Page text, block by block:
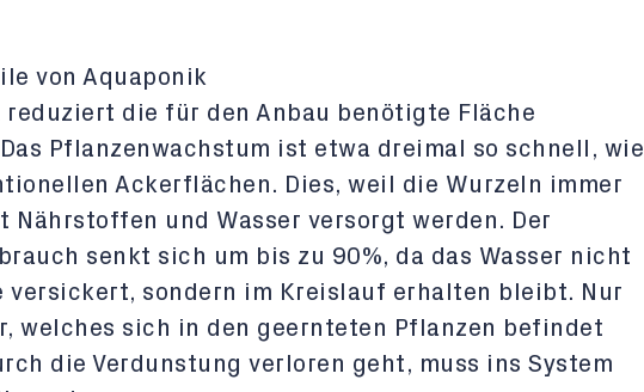
von Aquaponik
reduziert die für den Anbau benötigte Fläche
Pflanzenwachstum ist etwa dreimal so schnell, wie
Ackerflächen. Dies, weil die Wurzeln immer
Nährstoffen und Wasser versorgt werden. Der
senkt sich um bis zu 90%, da das Wasser nicht
versickert, sondern im Kreislauf erhalten bleibt. Nur
welches sich in den geernteten Pflanzen befindet
die Verdunstung verloren geht, muss ins System